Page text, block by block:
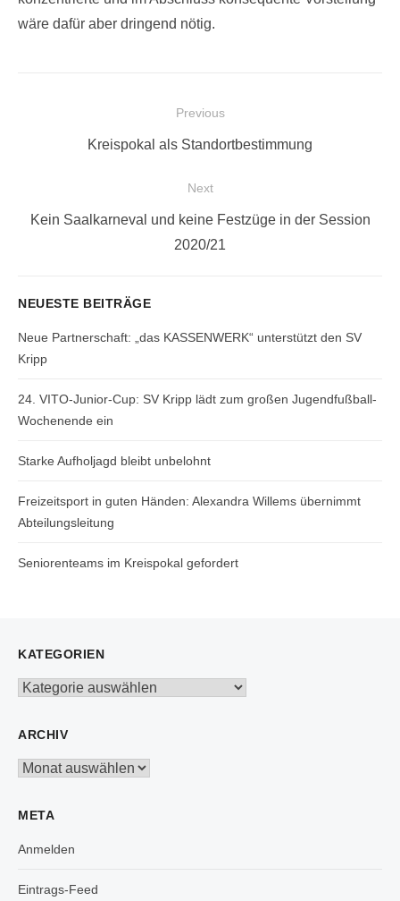
wäre dafür aber dringend nötig.
Beitragsnavigation
Previous
Previous
Kreispokal als Standortbestimmung
Next
Next
Kein Saalkarneval und keine Festzüge in der Session
2020/21
NEUESTE BEITRÄGE
Neue Partnerschaft: „das KASSENWERK“ unterstützt den SV
Kripp
24. VITO-Junior-Cup: SV Kripp lädt zum großen Jugendfußball-
Wochenende ein
Starke Aufholjagd bleibt unbelohnt
Freizeitsport in guten Händen: Alexandra Willems übernimmt
Abteilungsleitung
Seniorenteams im Kreispokal gefordert
KATEGORIEN
Kategorien
ARCHIV
Archiv
META
Anmelden
Eintrags-Feed